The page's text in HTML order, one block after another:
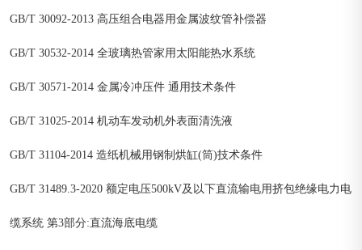
GB/T 30092-2013 高压组合电器用金属波纹管补偿器
GB/T 30532-2014 全玻璃热管家用太阳能热水系统
GB/T 30571-2014 金属冷冲压件 通用技术条件
GB/T 31025-2014 机动车发动机外表面清洗液
GB/T 31104-2014 造纸机械用钢制烘缸(筒)技术条件
GB/T 31489.3-2020 额定电压500kV及以下直流输电用挤包绝缘电力电
缆系统 第3部分:直流海底电缆